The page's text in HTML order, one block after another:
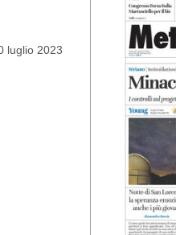
luglio 2023